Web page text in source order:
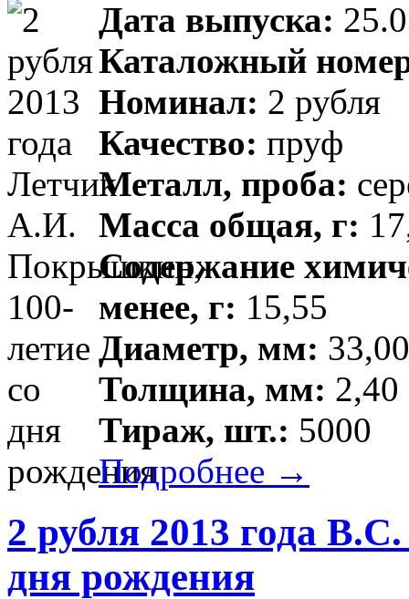
Дата выпуска:
Каталожный
Номинал: 2 рубля
Качество: пруф
Металл, проба:
Масса общая, г:
Содержание
менее, г: 15,55
Диаметр, мм:
Толщина, мм:
Тираж, шт.: 5000
Подробнее →
2 рубля 2013 года
дня рождения